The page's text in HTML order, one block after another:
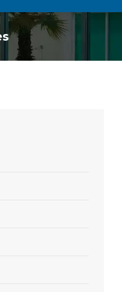
está aqui: